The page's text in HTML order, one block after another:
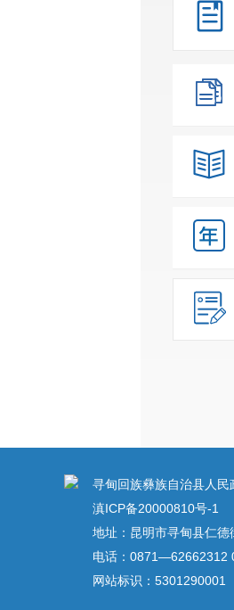
寻甸回族彝族自治县人民
滇ICP备20000810号-1
地址：昆明市寻甸县仁
电话：0871—62662312
网站标识：5301290001